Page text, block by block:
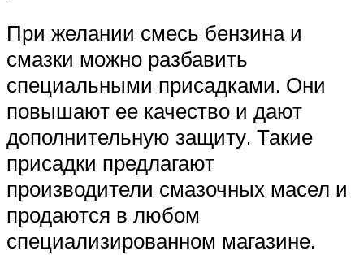
При желании смесь бензина и
смазки можно разбавить
специальными присадками. Они
повышают ее качество и дают
дополнительную защиту. Такие
присадки предлагают
производители смазочных масел и
продаются в любом
специализированном магазине.